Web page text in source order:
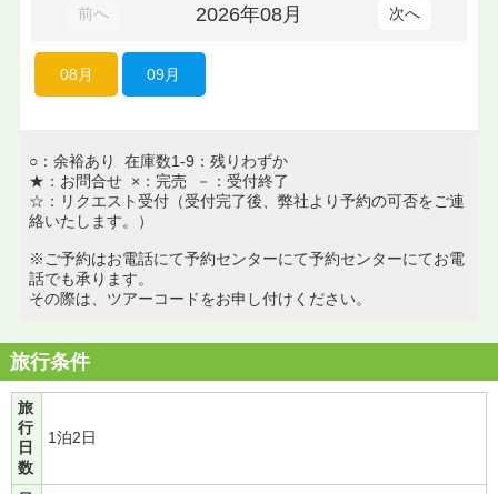
前へ 2026年08月 次へ
08月 09月
○：余裕あり 在庫数1-9：残りわずか
★：お問合せ ×：完売 －：受付終了
☆：リクエスト受付（受付完了後、弊社より予約の可否をご連
絡いたします。）
※ご予約はお電話にて予約センターにて予約センターにてお電
話でも承ります。
その際は、ツアーコードをお申し付けください。
旅行条件
旅
行
日
数
1泊2日